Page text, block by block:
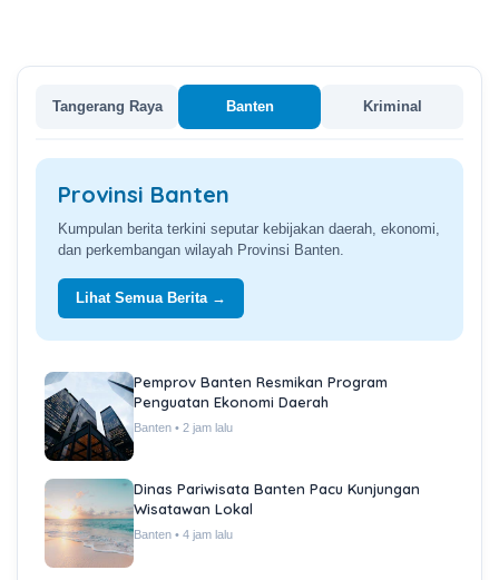
Tangerang Raya Banten Kriminal
Provinsi Banten
Kumpulan berita terkini seputar kebijakan daerah, ekonomi,
dan perkembangan wilayah Provinsi Banten.
Lihat Semua Berita →
Pemprov Banten Resmikan Program
Penguatan Ekonomi Daerah
Banten • 2 jam lalu
Dinas Pariwisata Banten Pacu Kunjungan
Wisatawan Lokal
Banten • 4 jam lalu